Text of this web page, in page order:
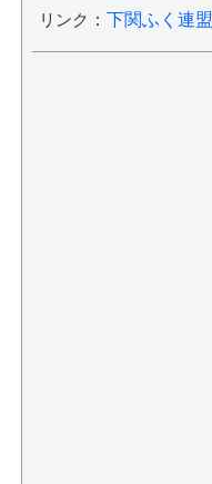
リンク ： 下関ふく連盟